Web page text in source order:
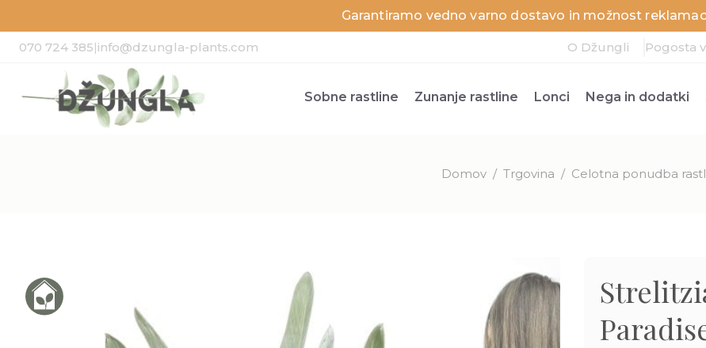
Garantiramo vedno varno dostavo in možnost
070 724 385|info@dzungla-plants.com O Džungli Pogosta
Sobne rastline Zunanje rastline Lonci Nega in dodatki
Domov / Trgovina / Celotna ponudba